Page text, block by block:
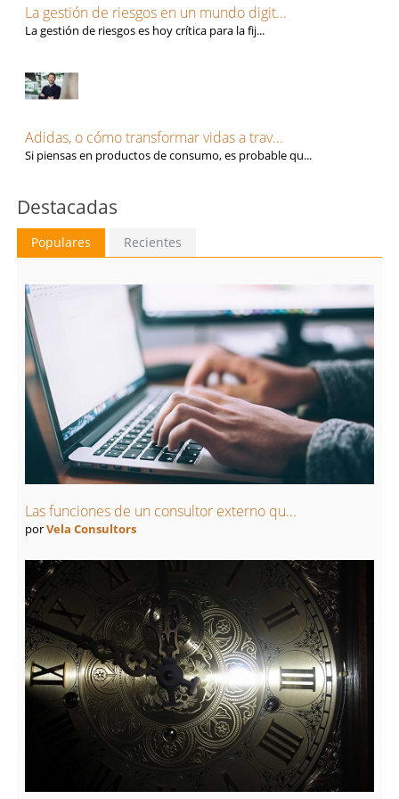
Teruel
Valladolid
Vizcaya
Zaragoza
Tecnología, Software e IA
Ventas y Comercial
La gestión de riesgos en un mundo digit...
La gestión de riesgos es hoy crítica para la fij...
Adidas, o cómo transformar vidas a trav...
Si piensas en productos de consumo, es probable qu...
Destacadas
Populares Recientes
Las funciones de un consultor externo qu...
porVela Consultors